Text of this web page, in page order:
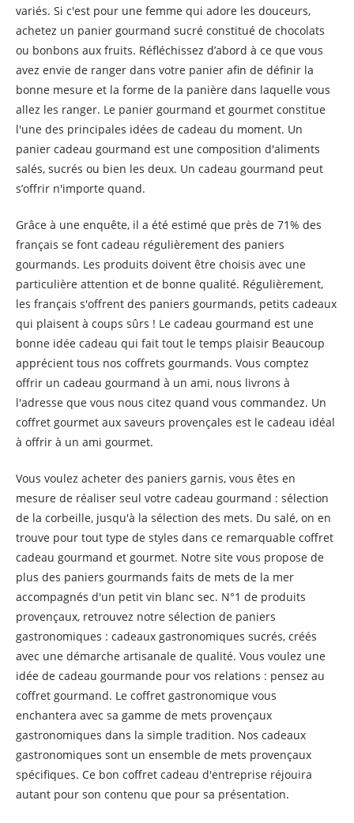
variés. Si c'est pour une femme qui adore les douceurs,
achetez un panier gourmand sucré constitué de chocolats
ou bonbons aux fruits. Réfléchissez d’abord à ce que vous
avez envie de ranger dans votre panier afin de définir la
bonne mesure et la forme de la panière dans laquelle vous
allez les ranger. Le panier gourmand et gourmet constitue
l'une des principales idées de cadeau du moment. Un
panier cadeau gourmand est une composition d'aliments
salés, sucrés ou bien les deux. Un cadeau gourmand peut
s’offrir n'importe quand.
Grâce à une enquête, il a été estimé que près de 71% des
français se font cadeau régulièrement des paniers
gourmands. Les produits doivent être choisis avec une
particulière attention et de bonne qualité. Régulièrement,
les français s'offrent des paniers gourmands, petits cadeaux
qui plaisent à coups sûrs ! Le cadeau gourmand est une
bonne idée cadeau qui fait tout le temps plaisir Beaucoup
apprécient tous nos coffrets gourmands. Vous comptez
offrir un cadeau gourmand à un ami, nous livrons à
l'adresse que vous nous citez quand vous commandez. Un
coffret gourmet aux saveurs provençales est le cadeau idéal
à offrir à un ami gourmet.
Vous voulez acheter des paniers garnis, vous êtes en
mesure de réaliser seul votre cadeau gourmand : sélection
de la corbeille, jusqu'à la sélection des mets. Du salé, on en
trouve pour tout type de styles dans ce remarquable coffret
cadeau gourmand et gourmet. Notre site vous propose de
plus des paniers gourmands faits de mets de la mer
accompagnés d'un petit vin blanc sec. N°1 de produits
provençaux, retrouvez notre sélection de paniers
gastronomiques : cadeaux gastronomiques sucrés, créés
avec une démarche artisanale de qualité. Vous voulez une
idée de cadeau gourmande pour vos relations : pensez au
coffret gourmand. Le coffret gastronomique vous
enchantera avec sa gamme de mets provençaux
gastronomiques dans la simple tradition. Nos cadeaux
gastronomiques sont un ensemble de mets provençaux
spécifiques. Ce bon coffret cadeau d'entreprise réjouira
autant pour son contenu que pour sa présentation.